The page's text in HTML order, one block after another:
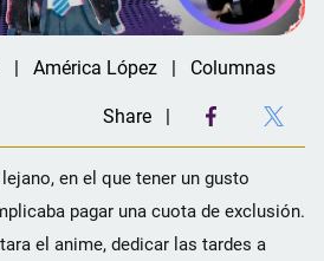
América López Columnas
Share
en el que tener un gusto
pagar una cuota de exclusión.
el anime, dedicar las tardes a